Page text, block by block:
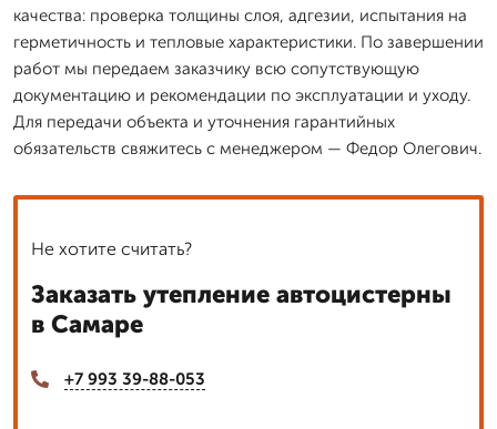
качества: проверка толщины слоя, адгезии, испытания на
герметичность и тепловые характеристики. По завершении
работ мы передаем заказчику всю сопутствующую
документацию и рекомендации по эксплуатации и уходу.
Для передачи объекта и уточнения гарантийных
обязательств свяжитесь с менеджером — Федор Олегович.
Не хотите считать?
Заказать утепление автоцистерны
в Самаре
+7 993 39-88-053